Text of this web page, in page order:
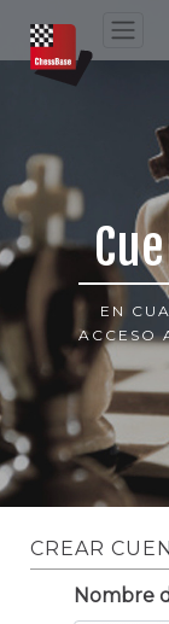
EN
ACCESO
CREAR
Nombre